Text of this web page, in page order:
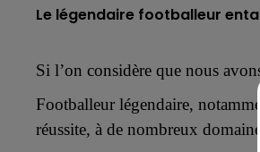
Le légendaire footballeur
Si l’on considère que nous
Footballeur légendaire,
réussite, à de nombreux